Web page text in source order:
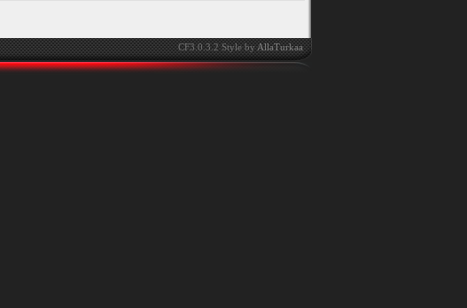
CF3.0.3.2 Style byAllaTurkaa